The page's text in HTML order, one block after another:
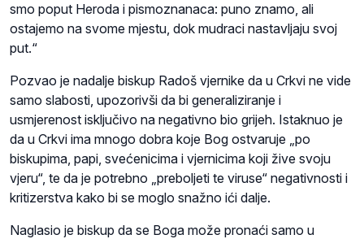
smo poput Heroda i pismoznanaca: puno znamo, ali
ostajemo na svome mjestu, dok mudraci nastavljaju svoj
put.“
Pozvao je nadalje biskup Radoš vjernike da u Crkvi ne vide
samo slabosti, upozorivši da bi generaliziranje i
usmjerenost isključivo na negativno bio grijeh. Istaknuo je
da u Crkvi ima mnogo dobra koje Bog ostvaruje „po
biskupima, papi, svećenicima i vjernicima koji žive svoju
vjeru“, te da je potrebno „preboljeti te viruse“ negativnosti i
kritizerstva kako bi se moglo snažno ići dalje.
Naglasio je biskup da se Boga može pronaći samo u